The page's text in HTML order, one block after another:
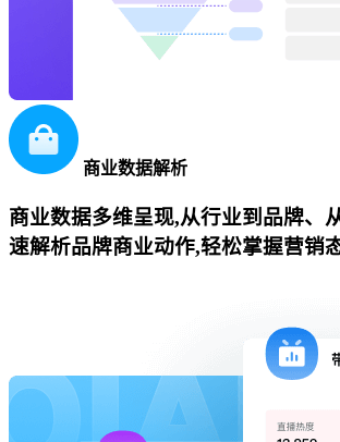
商业数据解析
商业数据多维呈现,从行业到品牌、
速解析品牌商业动作,轻松掌握营销态